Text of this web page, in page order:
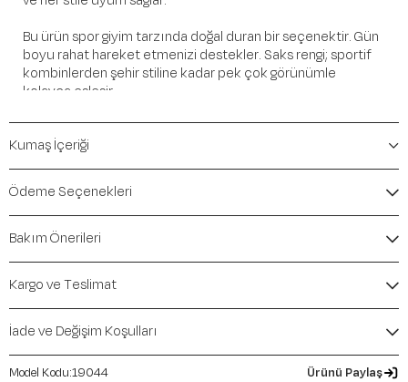
Bu ürün spor giyim tarzında doğal duran bir seçenektir. Gün
boyu rahat hareket etmenizi destekler. Saks rengi; sportif
kombinlerden şehir stiline kadar pek çok görünümle
kolayca eşleşir.
Öne Çıkan Detaylar
Marka:Maraton
Renk:Saks
Kalıp / Form:
Mevsim:İlkbahar-Yaz
Kumaş İçeriği
Ödeme Seçenekleri
Bakım Önerileri
Kargo ve Teslimat
İade ve Değişim Koşulları
19044 Ürünü Paylaş